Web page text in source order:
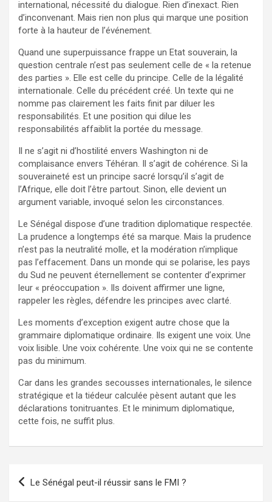
international, nécessité du dialogue. Rien d’inexact. Rien
d’inconvenant. Mais rien non plus qui marque une position
forte à la hauteur de l’événement.
Quand une superpuissance frappe un Etat souverain, la
question centrale n’est pas seulement celle de « la retenue
des parties ». Elle est celle du principe. Celle de la légalité
internationale. Celle du précédent créé. Un texte qui ne
nomme pas clairement les faits finit par diluer les
responsabilités. Et une position qui dilue les
responsabilités affaiblit la portée du message.
Il ne s’agit ni d’hostilité envers Washington ni de
complaisance envers Téhéran. Il s’agit de cohérence. Si la
souveraineté est un principe sacré lorsqu’il s’agit de
l’Afrique, elle doit l’être partout. Sinon, elle devient un
argument variable, invoqué selon les circonstances.
Le Sénégal dispose d’une tradition diplomatique respectée.
La prudence a longtemps été sa marque. Mais la prudence
n’est pas la neutralité molle, et la modération n’implique
pas l’effacement. Dans un monde qui se polarise, les pays
du Sud ne peuvent éternellement se contenter d’exprimer
leur « préoccupation ». Ils doivent affirmer une ligne,
rappeler les règles, défendre les principes avec clarté.
Les moments d’exception exigent autre chose que la
grammaire diplomatique ordinaire. Ils exigent une voix. Une
voix lisible. Une voix cohérente. Une voix qui ne se contente
pas du minimum.
Car dans les grandes secousses internationales, le silence
stratégique et la tiédeur calculée pèsent autant que les
déclarations tonitruantes. Et le minimum diplomatique,
cette fois, ne suffit plus.
Navigation
de
Le Sénégal peut-il réussir sans le FMI ?